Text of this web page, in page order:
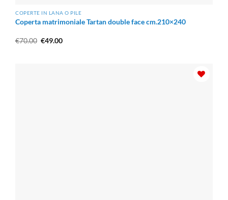
COPERTE IN LANA O PILE
Coperta matrimoniale Tartan double face cm.210×240
€70.00 Il
€49.00Il